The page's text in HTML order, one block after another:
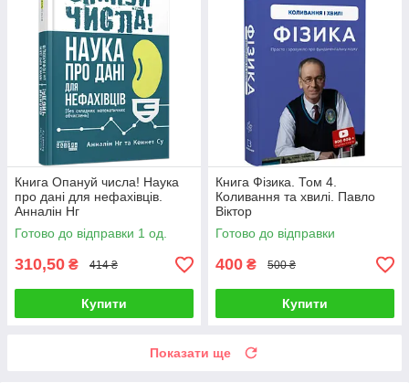
Книга Опануй числа! Наука
про дані для нефахівців.
Анналін Нг
Готово до відправки 1 од.
310,50 ₴ 414 ₴
Купити
Книга Фізика. Том 4.
Коливання та хвилі. Павло
Віктор
Готово до відправки
400 ₴ 500 ₴
Купити
Показати ще